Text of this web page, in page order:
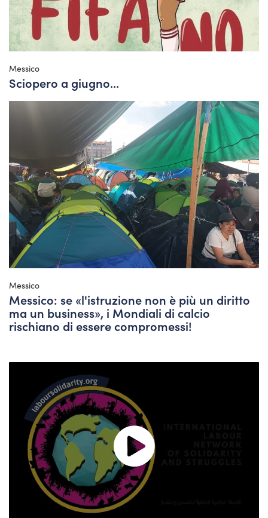
Messico
Sciopero a giugno...
Messico
Messico: se «l'istruzione non è più un diritto
ma un business», i Mondiali di calcio
rischiano di essere compromessi!